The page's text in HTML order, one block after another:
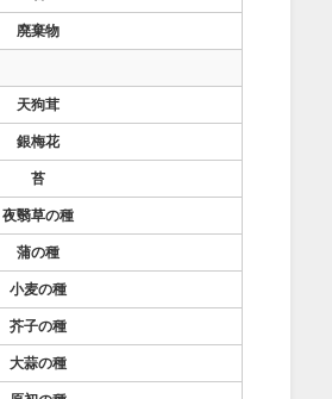
廃棄物
天狗茸
銀梅花
苔
夜翳草の種
蒲の種
小麦の種
芥子の種
大蒜の種